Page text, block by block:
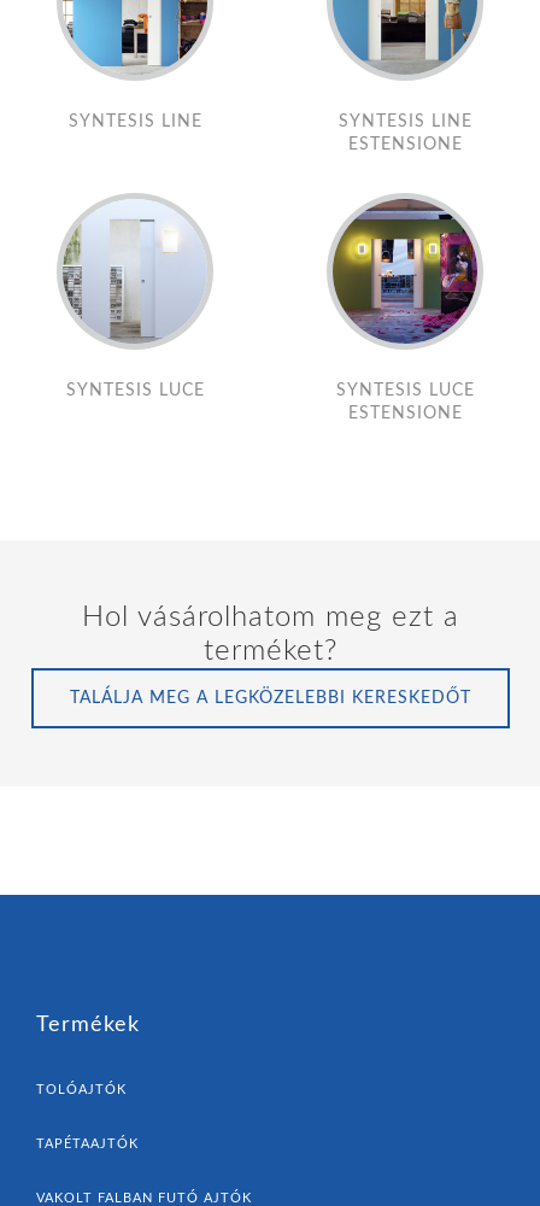
SYNTESIS LINE
SYNTESIS LINE
ESTENSIONE
SYNTESIS LUCE
SYNTESIS LUCE
ESTENSIONE
Hol vásárolhatom meg ezt a
terméket?
TALÁLJA MEG A LEGKÖZELEBBI KERESKEDŐT
Termékek
TOLÓAJTÓK
TAPÉTAAJTÓK
VAKOLT FALBAN FUTÓ AJTÓK